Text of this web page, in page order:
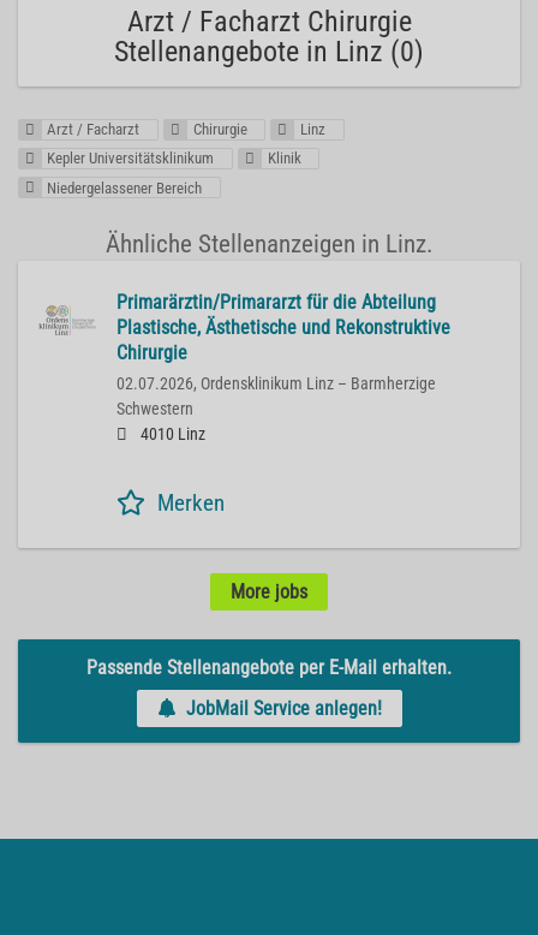
Arzt / Facharzt Chirurgie
Stellenangebote in Linz (0)
Arzt / Facharzt Chirurgie
Linz
Kepler Universitätsklinikum
Klinik
Niedergelassener Bereich
Ähnliche Stellenanzeigen in Linz.
Primarärztin/Primararzt für die Abteilung
Plastische, Ästhetische und Rekonstruktive
Chirurgie
02.07.2026, Ordensklinikum Linz – Barmherzige
Schwestern
4010 Linz
Merken
More jobs
Passende Stellenangebote per E-Mail erhalten.
JobMail Service anlegen!